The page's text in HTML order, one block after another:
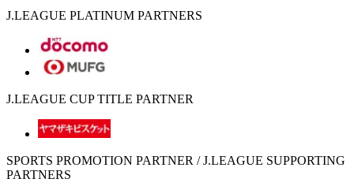
J.LEAGUE PLATINUM PARTNERS
J.LEAGUE CUP TITLE PARTNER
SPORTS PROMOTION PARTNER / J.LEAGUE SUPPORTING
PARTNERS